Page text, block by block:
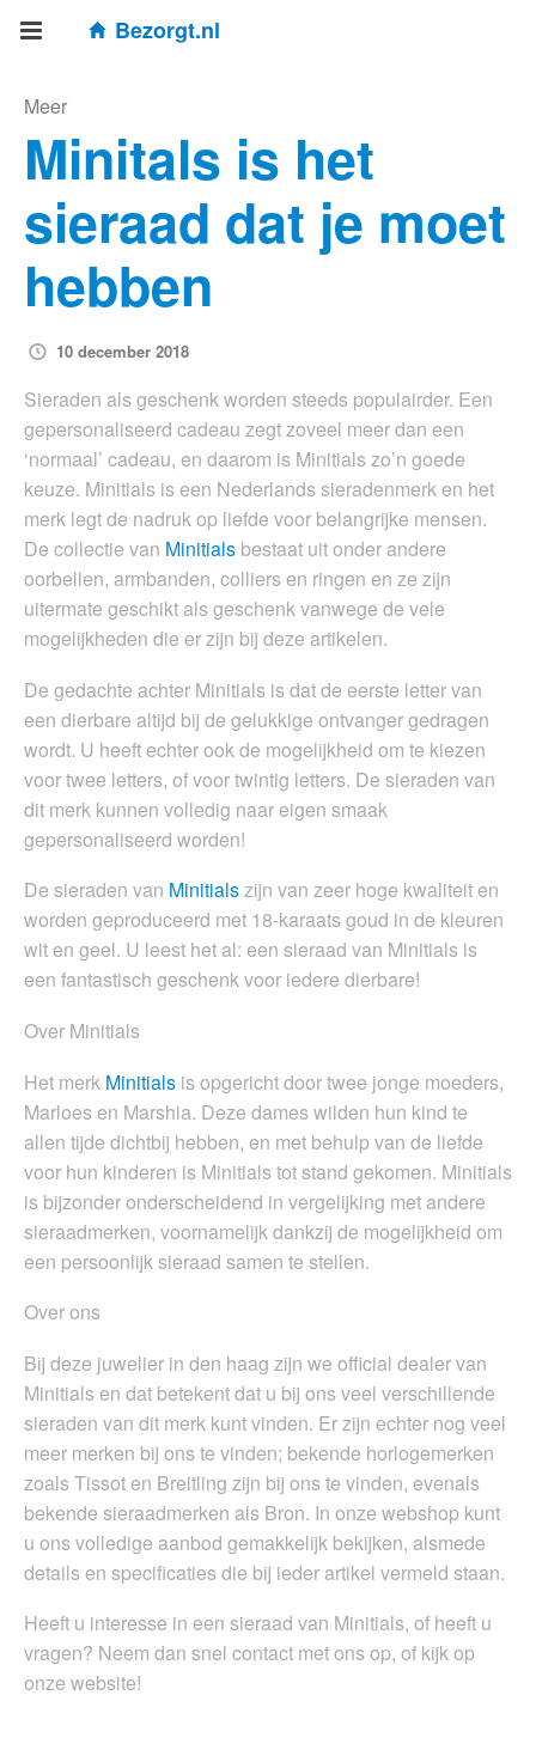
Bezorgt.nl
Meer
Minitals is het
sieraad dat je moet
hebben
10 december 2018
Sieraden als geschenk worden steeds populairder. Een
gepersonaliseerd cadeau zegt zoveel meer dan een
‘normaal’ cadeau, en daarom is Minitials zo’n goede
keuze. Minitials is een Nederlands sieradenmerk en het
merk legt de nadruk op liefde voor belangrijke mensen.
De collectie van Minitials bestaat uit onder andere
oorbellen, armbanden, colliers en ringen en ze zijn
uitermate geschikt als geschenk vanwege de vele
mogelijkheden die er zijn bij deze artikelen.
De gedachte achter Minitials is dat de eerste letter van
een dierbare altijd bij de gelukkige ontvanger gedragen
wordt. U heeft echter ook de mogelijkheid om te kiezen
voor twee letters, of voor twintig letters. De sieraden van
dit merk kunnen volledig naar eigen smaak
gepersonaliseerd worden!
De sieraden van Minitialszijn van zeer hoge kwaliteit en
worden geproduceerd met 18-karaats goud in de kleuren
wit en geel. U leest het al: een sieraad van Minitials is
een fantastisch geschenk voor iedere dierbare!
Over Minitials
Het merk Minitials is opgericht door twee jonge moeders,
Marloes en Marshia. Deze dames wilden hun kind te
allen tijde dichtbij hebben, en met behulp van de liefde
voor hun kinderen is Minitials tot stand gekomen. Minitials
is bijzonder onderscheidend in vergelijking met andere
sieraadmerken, voornamelijk dankzij de mogelijkheid om
een persoonlijk sieraad samen te stellen.
Over ons
Bij deze juwelier in den haag zijn we official dealer van
Minitials en dat betekent dat u bij ons veel verschillende
sieraden van dit merk kunt vinden. Er zijn echter nog veel
meer merken bij ons te vinden; bekende horlogemerken
zoals Tissot en Breitling zijn bij ons te vinden, evenals
bekende sieraadmerken als Bron. In onze webshop kunt
u ons volledige aanbod gemakkelijk bekijken, alsmede
details en specificaties die bij ieder artikel vermeld staan.
Heeft u interesse in een sieraad van Minitials, of heeft u
vragen? Neem dan snel contact met ons op, of kijk op
onze website!